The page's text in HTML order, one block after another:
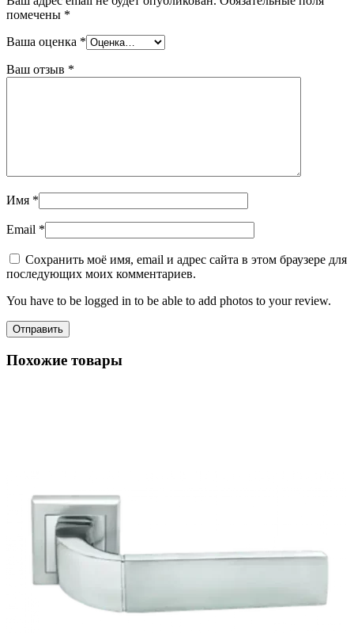
помечены *
Ваша оценка *
Ваш отзыв *
Имя *
Email *
Сохранить моё имя, email и адрес сайта в этом браузере для
последующих моих комментариев.
You have to be logged in to be able to add photos to your review.
Похожие товары